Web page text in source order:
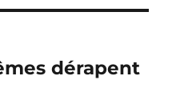
dérapent